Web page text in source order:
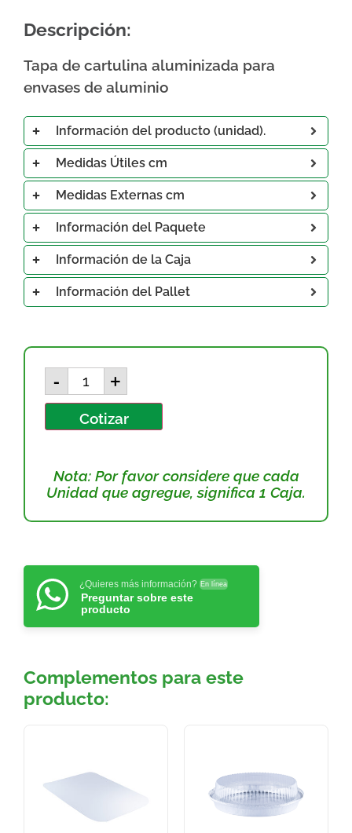
Descripción:
Tapa de cartulina aluminizada para
envases de aluminio
Información del producto (unidad).
Medidas Útiles cm
Medidas Externas cm
Información del Paquete
Información de la Caja
Información del Pallet
- +
Cotizar
Nota: Por favor considere que cada
Unidad que agregue, significa 1 Caja.
¿Quieres más información? En línea
Preguntar sobre este
producto
Complementos para este
producto: